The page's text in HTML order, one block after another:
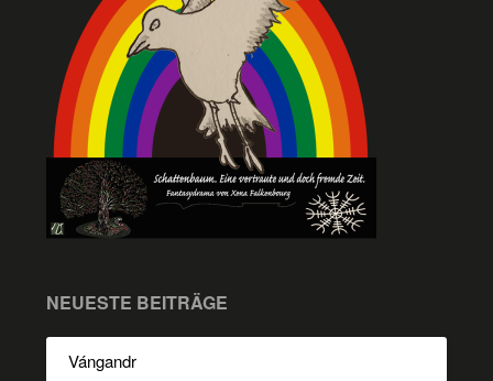
NEUESTE BEITRÄGE
Vángandr